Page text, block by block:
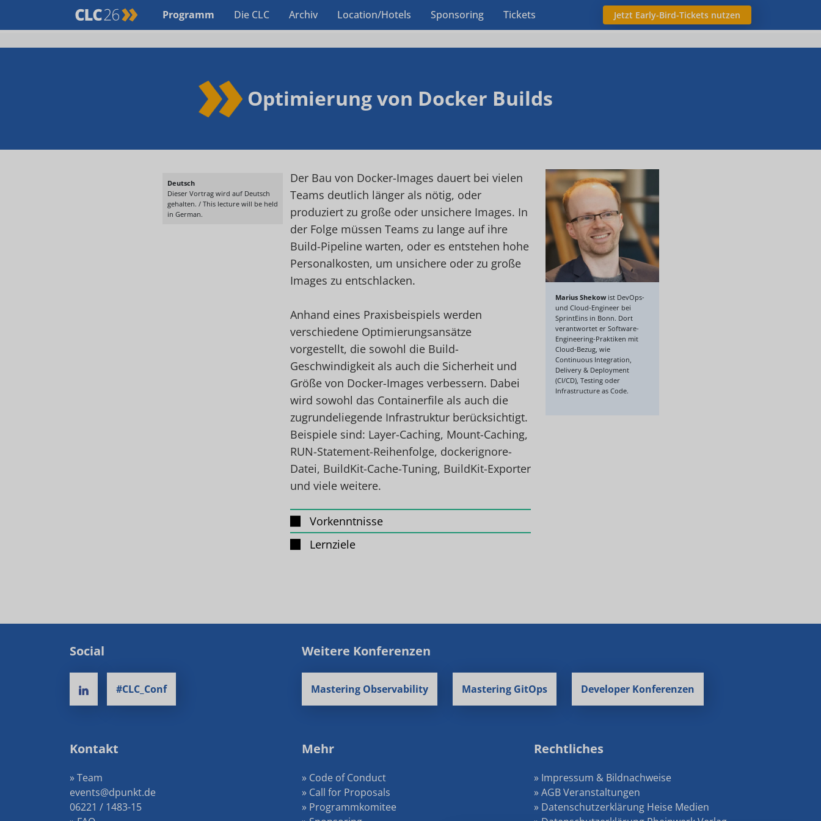
Programm Die CLC Archiv Location/Hotels Sponsoring Tickets Jetzt Early-Bird-Tickets nutzen
Optimierung von Docker Builds
Deutsch
Dieser Vortrag wird auf Deutsch
gehalten. / This lecture will be held
in German.
Der Bau von Docker-Images dauert bei vielen
Teams deutlich länger als nötig, oder
produziert zu große oder unsichere Images. In
der Folge müssen Teams zu lange auf ihre
Build-Pipeline warten, oder es entstehen hohe
Personalkosten, um unsichere oder zu große
Images zu entschlacken.
Anhand eines Praxisbeispiels werden
verschiedene Optimierungsansätze
vorgestellt, die sowohl die Build-
Geschwindigkeit als auch die Sicherheit und
Größe von Docker-Images verbessern. Dabei
wird sowohl das Containerfile als auch die
zugrundeliegende Infrastruktur berücksichtigt.
Beispiele sind: Layer-Caching, Mount-Caching,
RUN-Statement-Reihenfolge, dockerignore-
Datei, BuildKit-Cache-Tuning, BuildKit-Exporter
und viele weitere.
Vorkenntnisse
Lernziele
Marius Shekowist DevOps-
und Cloud-Engineer bei
SprintEins in Bonn. Dort
verantwortet er Software-
Engineering-Praktiken mit
Cloud-Bezug, wie
Continuous Integration,
Delivery & Deployment
(CI/CD), Testing oder
Infrastructure as Code.
Social
#CLC_Conf
Weitere Konferenzen
Mastering Observability Mastering GitOps Developer Konferenzen
Kontakt
» Team
events@dpunkt.de
06221 / 1483-15
Mehr
» Code of Conduct
» Call for Proposals
» Programmkomitee
Rechtliches
» Impressum & Bildnachweise
» AGB Veranstaltungen
» Datenschutzerklärung Heise Medien